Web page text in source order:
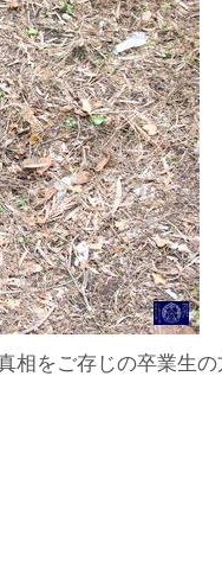
相をご存じの卒業生